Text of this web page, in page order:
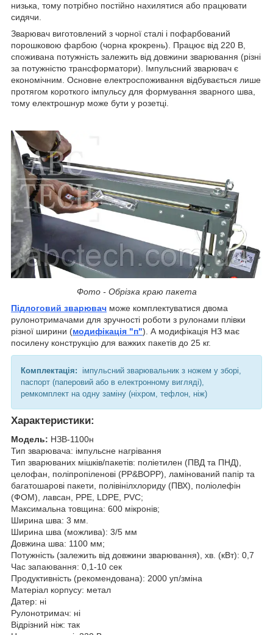
низька, тому потрібно постійно нахилятися або працювати
сидячи.
Зварювач виготовлений з чорної сталі і пофарбований
порошковою фарбою (чорна крокрень). Працює від 220 В,
споживана потужність залежить від довжини зварювання (різні
за потужністю трансформатори). Імпульсний зварювач є
економічним. Основне електроспоживання відбувається лише
протягом короткого імпульсу для формування зварного шва,
тому електрошнур може бути у розетці.
Фото - Обрізка краю пакета
Підлоговий зварювач може комплектуватися двома
рулонотримачами для зручності роботи з рулонами плівки
різної ширини (модифікація "п"). А модифікація НЗ має
посилену конструкцію для важких пакетів до 25 кг.
Комплектація: імпульсний зварювальник з ножем у зборі,
паспорт (паперовий або в електронному вигляді),
ремкомплект на одну заміну (ніхром, тефлон, ніж)
Характеристики:
Модель: НЗВ-1100н
Тип зварювача: імпульсне нагрівання
Тип зварюваних мішків/пакетів: поліетилен (ПВД та ПНД),
целофан, поліпропіленові (PP&BOPP), ламінований папір та
багатошарові пакети, полівінілхлориду (ПВХ), поліолефін
(ФОМ), лавсан, PPE, LDPE, PVC;
Максимальна товщина: 600 мікронів;
Ширина шва: 3 мм.
Ширина шва (можлива): 3/5 мм
Довжина шва: 1100 мм;
Потужність (залежить від довжини зварювання), хв. (кВт): 0,7
Час запаювання: 0,1-10 сек
Продуктивність (рекомендована): 2000 уп/зміна
Матеріал корпусу: метал
Датер: ні
Рулонотримач: ні
Відрізний ніж: так